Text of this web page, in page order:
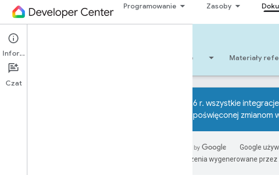
Programowanie Zasoby
Matter
Rozpocznij Programowanie Materiały
Od 2026 r. wszystkie
stronie poświęconej
Google
Tłumaczenia wygenerowane
Informacje
Czat